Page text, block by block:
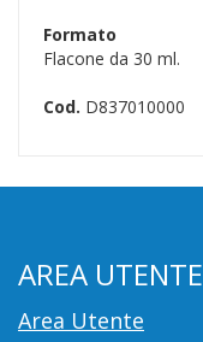
Formato
Flacone da 30 ml.
Cod. D837010000
AREA UTENTE
Area Utente